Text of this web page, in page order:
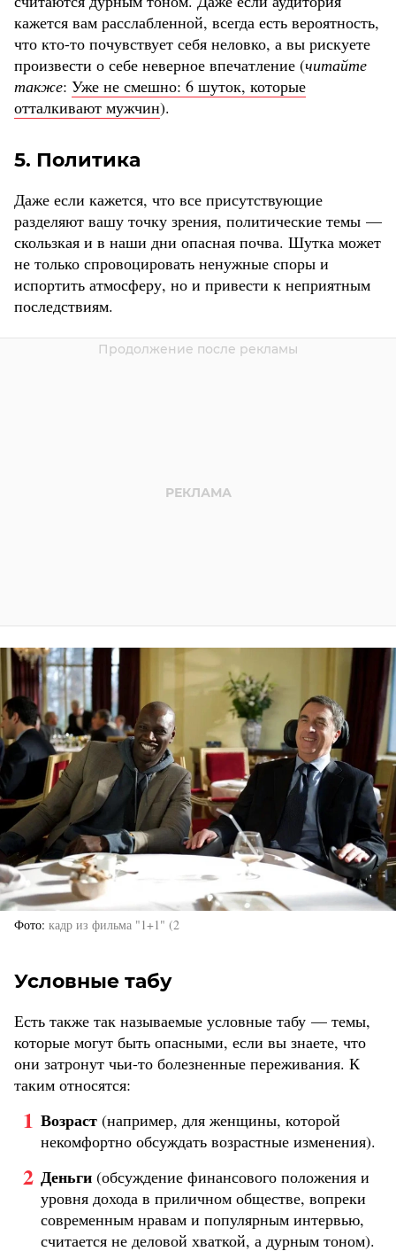
кажется вам расслабленной, всегда есть вероятность,
что кто-то почувствует себя неловко, а вы рискуете
произвести о себе неверное впечатление (читайте
также: Уже не смешно: 6 шуток, которые
отталкивают мужчин).
5. Политика
Даже если кажется, что все присутствующие
разделяют вашу точку зрения, политические темы —
скользкая и в наши дни опасная почва. Шутка может
не только спровоцировать ненужные споры и
испортить атмосферу, но и привести к неприятным
последствиям.
Фото кадр из фильма "1+1" (2
Условные табу
Есть также так называемые условные табу — темы,
которые могут быть опасными, если вы знаете, что
они затронут чьи-то болезненные переживания. К
таким относятся:
Возраст (например, для женщины, которой
некомфортно обсуждать возрастные изменения).
Деньги (обсуждение финансового положения и
уровня дохода в приличном обществе, вопреки
современным нравам и популярным интервью,
считается не деловой хваткой, а дурным тоном).